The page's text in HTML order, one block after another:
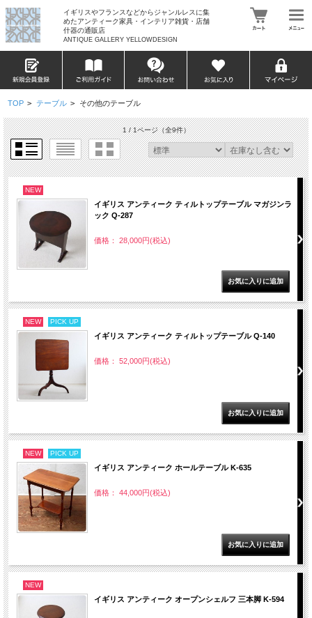
イギリスやフランスなどからジャンルレスに集
めたアンティーク家具・インテリア雑貨・店舗
什器の通販店
ANTIQUE GALLERY YELLOWDESIGN
TOP > テーブル > その他のテーブル
1 / 1ページ（全9件）
NEW
イギリス アンティーク ティルトップテーブル マガジンラ
ック Q-287
価格： 28,000円(税込)
NEW PICK UP
イギリス アンティーク ティルトップテーブル Q-140
価格： 52,000円(税込)
NEW PICK UP
イギリス アンティーク ホールテーブル K-635
価格： 44,000円(税込)
NEW
イギリス アンティーク オープンシェルフ 三本脚 K-594